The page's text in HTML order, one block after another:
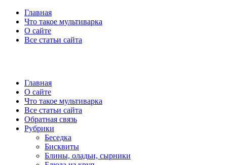
Главная
Что такое мультиварка
О сайте
Все статьи сайта
Главная
О сайте
Что такое мультиварка
Все статьи сайта
Обратная связь
Рубрики
Беседка
Бисквиты
Блины, оладьи, сырники